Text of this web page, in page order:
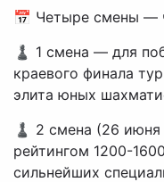
📅 Четыре смены —
♟ 1 смена — для
краевого финала
элита юных
♟ 2 смена (26 июня
рейтингом 1200-
сильнейших